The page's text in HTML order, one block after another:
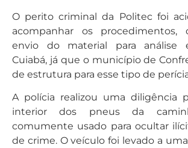
O perito criminal da Politec foi
acompanhar os procedimentos,
envio do material para análise
Cuiabá, já que o município de
de estrutura para esse tipo de
A polícia realizou uma diligência
interior dos pneus da
comumente usado para ocultar
de crime. O veículo foi levado a